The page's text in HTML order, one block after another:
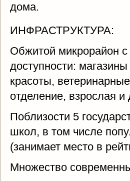
дома.
ИНФРАСТРУКТУРА:
Обжитой микрорайон
доступности:
красоты,
отделение, взрослая и
Поблизости 5
школ, в том числе
(занимает место в
Множество